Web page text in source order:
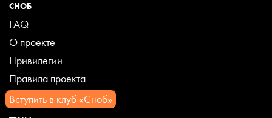
СНОБ
FAQ
О проекте
Привилегии
Правила проекта
Вступить в клуб «Сноб»